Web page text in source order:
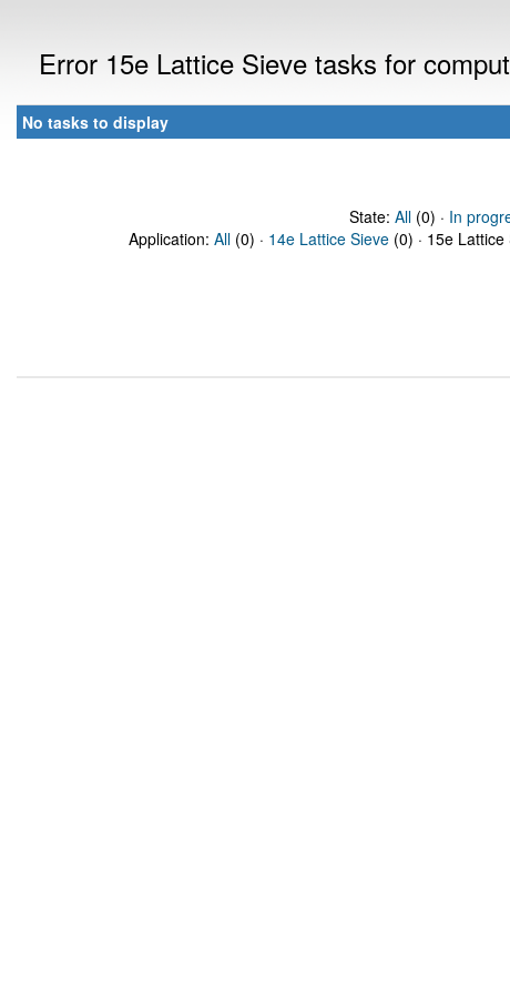
Error 15e Lattice Sieve tasks for
No tasks to display
State: All(0) · In
Application: All (0) · 14e Lattice Sieve (0) · 15e Lattice